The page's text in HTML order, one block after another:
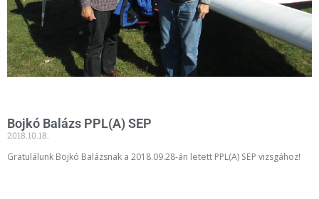
Bojkó Balázs PPL(A) SEP
2018.10.18.
Gratulálunk Bojkó Balázsnak a 2018.09.28-án letett PPL(A) SEP vizsgához!